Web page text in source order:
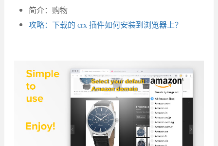
简介：购物
攻略：下载的 crx 插件如何安装到浏览器上？